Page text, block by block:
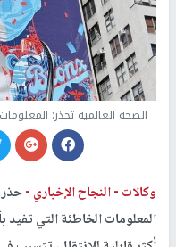
الصحة العالمية تحذر:
وكالات -النجاح الإخباري -
المعلومات الخاطئة التي